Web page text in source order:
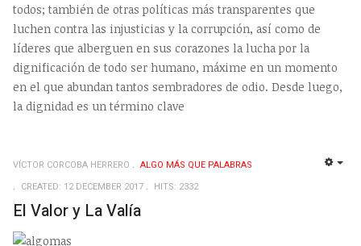
todos; también de otras políticas más transparentes que
luchen contra las injusticias y la corrupción, así como de
líderes que alberguen en sus corazones la lucha por la
dignificación de todo ser humano, máxime en un momento
en el que abundan tantos sembradores de odio. Desde luego,
la dignidad es un término clave
VÍCTOR CORCOBA HERRERO
ALGO MÁS QUE PALABRAS
CREATED: 12 DECEMBER 2017
HITS: 2332
El Valor y La Valía